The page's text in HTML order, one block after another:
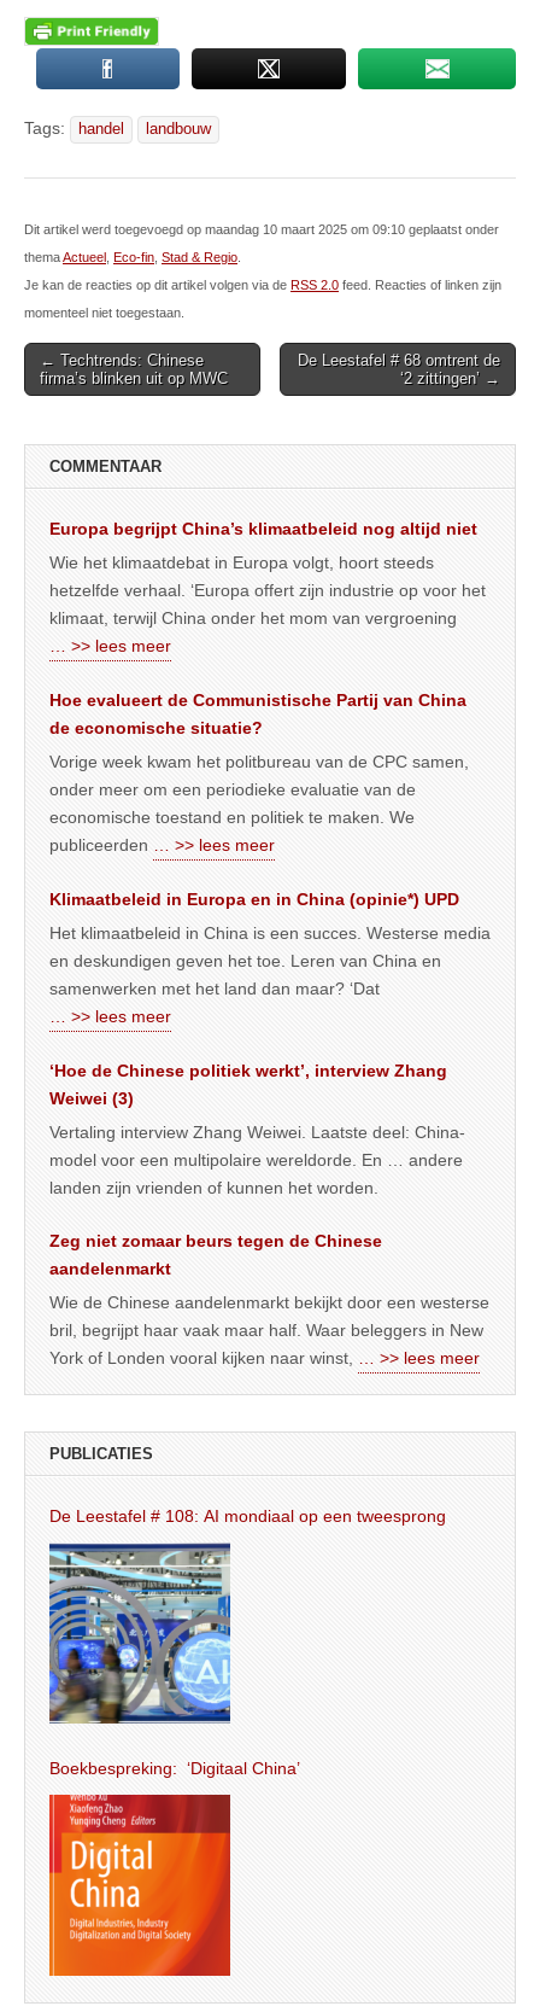
Tags: handel landbouw
Dit artikel werd toegevoegd op maandag 10 maart 2025 om 09:10 geplaatst onder
themaActueel Eco-fin Stad & Regio
Je kan de reacties op dit artikel volgen via de RSS 2.0 feed. Reacties of linken zijn
momenteel niet toegestaan.
Post
navigation
← Techtrends: Chinese
firma’s blinken uit op MWC
De Leestafel # 68 omtrent de
‘2 zittingen’ →
COMMENTAAR
Europa begrijpt China’s klimaatbeleid nog altijd niet
Wie het klimaatdebat in Europa volgt, hoort steeds
hetzelfde verhaal. ‘Europa offert zijn industrie op voor het
klimaat, terwijl China onder het mom van vergroening
… >> lees meer
Hoe evalueert de Communistische Partij van China
de economische situatie?
Vorige week kwam het politbureau van de CPC samen,
onder meer om een periodieke evaluatie van de
economische toestand en politiek te maken. We
publiceerden
… >> lees meer
Klimaatbeleid in Europa en in China (opinie*) UPD
Het klimaatbeleid in China is een succes. Westerse media
en deskundigen geven het toe. Leren van China en
samenwerken met het land dan maar? ‘Dat
… >> lees meer
‘Hoe de Chinese politiek werkt’, interview Zhang
Weiwei (3)
Vertaling interview Zhang Weiwei. Laatste deel: China-
model voor een multipolaire wereldorde. En … andere
landen zijn vrienden of kunnen het worden.
Zeg niet zomaar beurs tegen de Chinese
aandelenmarkt
Wie de Chinese aandelenmarkt bekijkt door een westerse
bril, begrijpt haar vaak maar half. Waar beleggers in New
York of Londen vooral kijken naar winst,
… >> lees meer
PUBLICATIES
De Leestafel # 108: AI mondiaal op een tweesprong
Boekbespreking: ‘Digitaal China’